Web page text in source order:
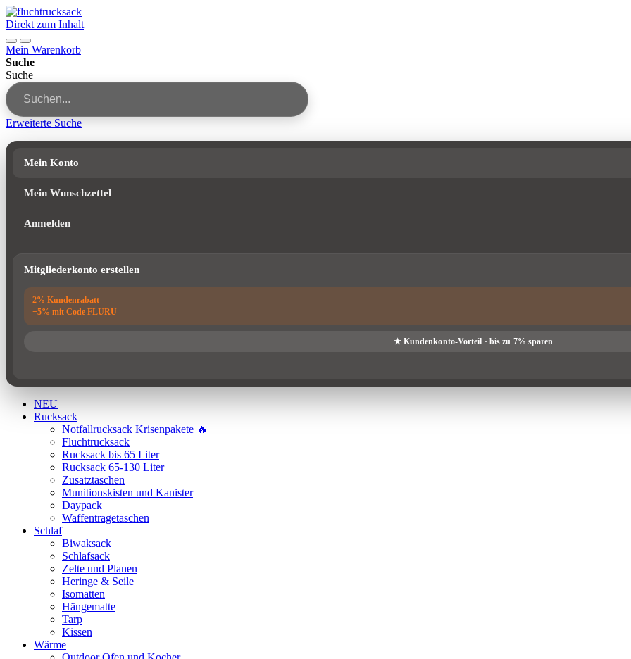
Direkt zum Inhalt
Mein Warenkorb
Suche
Suche
Erweiterte Suche
Mein Konto
Mein Wunschzettel
Anmelden
Mitgliederkonto erstellen
NEU
Rucksack
Notfallrucksack Krisenpakete 🔥
Fluchtrucksack
Rucksack bis 65 Liter
Rucksack 65-130 Liter
Zusatztaschen
Munitionskisten und Kanister
Daypack
Waffentragetaschen
Schlaf
Biwaksack
Schlafsack
Zelte und Planen
Heringe & Seile
Isomatten
Hängematte
Tarp
Kissen
Wärme